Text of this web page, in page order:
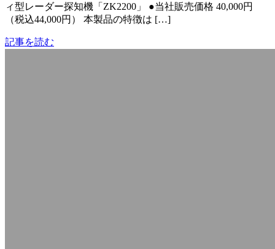
ィ型レーダー探知機「ZK2200」 ●当社販売価格 40,000円
（税込44,000円） 本製品の特徴は […]
記事を読む